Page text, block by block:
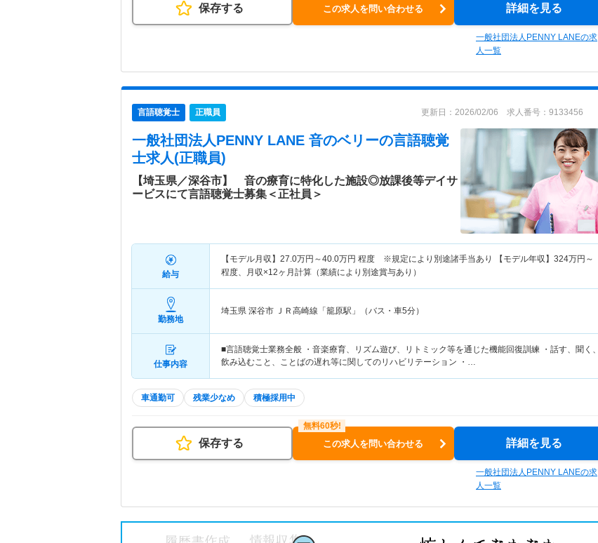
保存する この求人を問い合わせる 詳細を見る
一般社団法人PENNY LANEの求
人一覧
言語聴覚士 正職員 更新日：2026/02/06 求人番号：9133456
一般社団法人PENNY LANE 音のベリーの言語聴覚
士求人(正職員)
【埼玉県／深谷市】 音の療育に特化した施設◎放課後等デイサ
ービスにて言語聴覚士募集＜正社員＞
給与
【モデル月収】 27.0万円～40.0万円 程度 ※規定により別途諸手当あり 【モデル年収】 324万円～
程度、月収×12ヶ月計算（業績により別途賞与あり）
勤務地
埼玉県 深谷市 ＪＲ高崎線「籠原駅」（バス・車5分）
仕事内容
■言語聴覚士業務全般 ・音楽療育、リズム遊び、リトミック等を通じた機能回復訓練 ・話す、聞く、
飲み込むこと、ことばの遅れ等に関してのリハビリテーション ・…
車通勤可 残業少なめ 積極採用中
保存する この求人を問い合わせる 詳細を見る
一般社団法人PENNY LANEの求
人一覧